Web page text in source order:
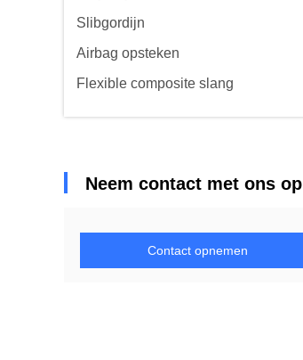
Slibgordijn
Airbag opsteken
Flexible composite slang
Neem contact met ons op
Contact opnemen